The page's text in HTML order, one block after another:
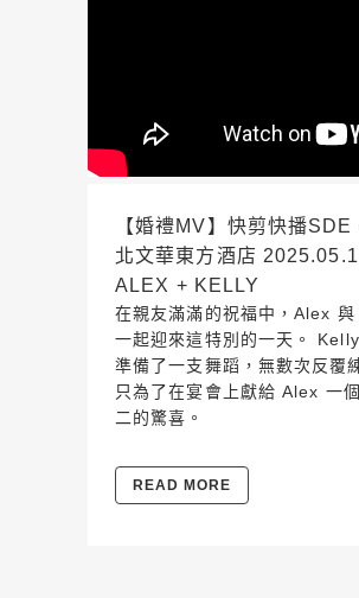
【婚禮MV】快剪快播SDE
北文華東方酒店
ALEX + KELLY
在親友滿滿的祝福中，Alex
一起迎來這特別的一天。
準備了一支舞蹈，無數次反覆
只為了在宴會上獻給 Alex 一
二的驚喜。
READ MORE